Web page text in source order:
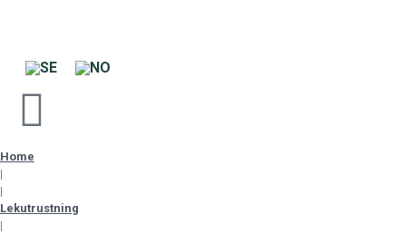
Home
|
|
Lekutrustning
|